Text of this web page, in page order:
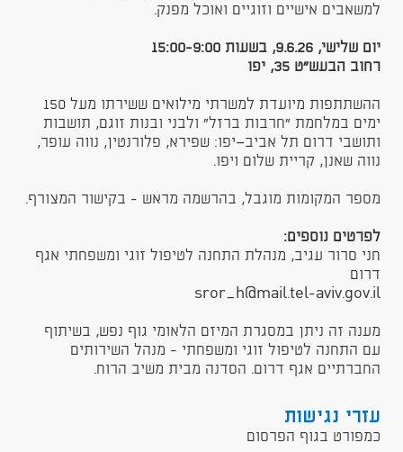
למשאבים אישיים וזוגיים ואוכל מפנק.
יום שלישי, 9.6.26, בשעות 15:00-9:00
רחוב הבעש״ט 35, יפו
ההשתתפות מיועדת למשרתי מילואים ששירתו מעל 150
ימים במלחמת "חרבות ברזל" ולבני ובנות זוגם, תושבות
ותושבי דרום תל אביב־יפו: שפירא, פלורנטין, נווה עופר,
נווה שאנן, קריית שלום ויפו.
מספר המקומות מוגבל, בהרשמה מראש - בקישור המצורף.
לפרטים נוספים:
חני סרור עגיב, מנהלת התחנה לטיפול זוגי ומשפחתי אגף
דרום
sror_h@mail.tel-aviv.gov.il
מענה זה ניתן במסגרת המיזם הלאומי גוף נפש, בשיתוף
עם התחנה לטיפול זוגי ומשפחתי - מנהל השירותים
החברתיים אגף דרום. הסדנה מבית משיב הרוח.
עזרי נגישות
כמפורט בגוף הפרסום